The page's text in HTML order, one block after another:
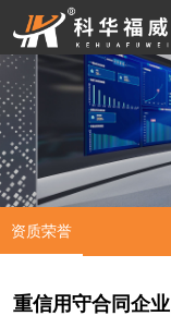
资质荣誉
重信用守合同企业